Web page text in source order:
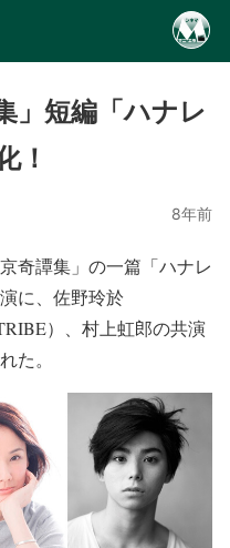
」短編「ハナレ
！
8年前
奇譚集」の一篇「ハナレ
に、佐野玲於
）、村上虹郎の共演
た。